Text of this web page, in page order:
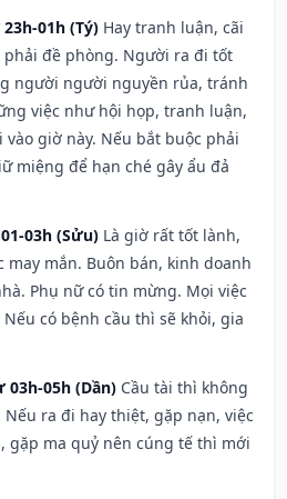
01h (Tý) Hay tranh luận, cãi
phải đề phòng. Người ra đi tốt
người người nguyền rủa, tránh
việc như hội họp, tranh luận,
giờ này. Nếu bắt buộc phải
miệng để hạn ché gây ẩu đả
03h (Sửu) Là giờ rất tốt lành,
mắn. Buôn bán, kinh doanh
Phụ nữ có tin mừng. Mọi việc
có bệnh cầu thì sẽ khỏi, gia
03h-05h (Dần) Cầu tài thì không
ra đi hay thiệt, gặp nạn, việc
gặp ma quỷ nên cúng tế thì mới